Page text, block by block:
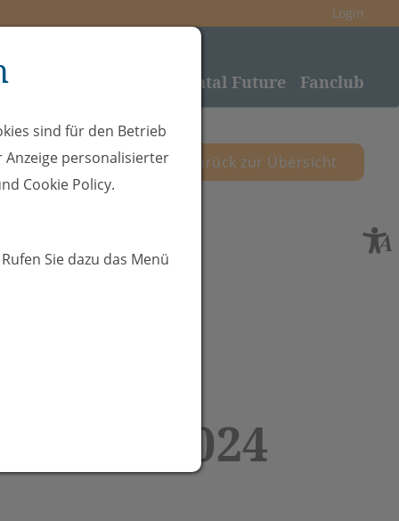
Login
Rheintal Future Fanclub
zurück zur Übersicht
SC
sind für den Betrieb
personalisierter
Cookie Policy.
Sie dazu das Menü